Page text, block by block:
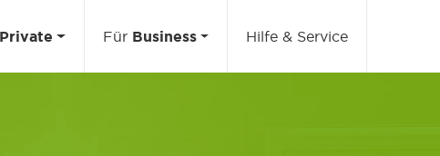
Private Für Business Hilfe & Service